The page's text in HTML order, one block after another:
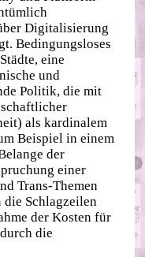
Digitalisierung
Bedingungsloses
eine
und
Politik, die mit
als kardinalem
Beispiel in einem
der
einer
Trans‐​Themen
Schlagzeilen
der Kosten für
die